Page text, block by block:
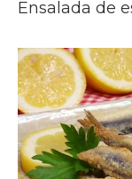
Ensalada de